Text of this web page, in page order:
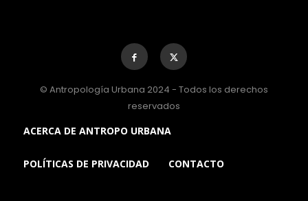
© Antropología Urbana 2024 - Todos los derechos
reservados
ACERCA DE ANTROPO URBANA
POLÍTICAS DE PRIVACIDAD CONTACTO